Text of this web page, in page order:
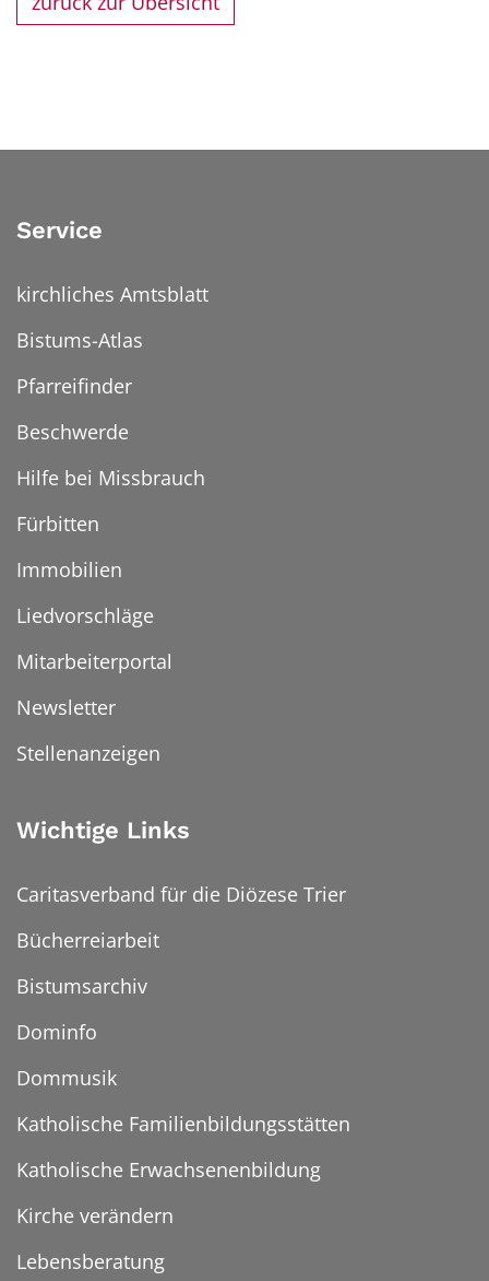
Service
kirchliches Amtsblatt
Bistums-Atlas
Pfarreifinder
Beschwerde
Hilfe bei Missbrauch
Fürbitten
Immobilien
Liedvorschläge
Mitarbeiterportal
Newsletter
Stellenanzeigen
Wichtige Links
Caritasverband für die Diözese Trier
Bücherreiarbeit
Bistumsarchiv
Dominfo
Dommusik
Katholische Familienbildungsstätten
Katholische Erwachsenenbildung
Kirche verändern
Lebensberatung